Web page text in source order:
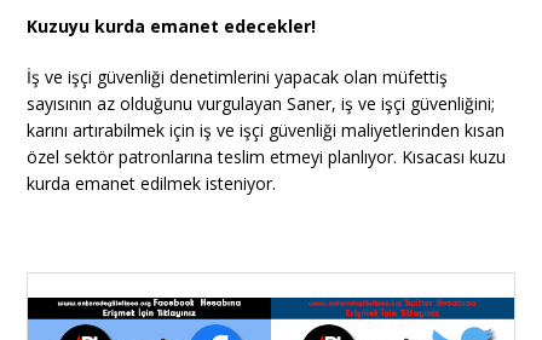
Kuzuyu kurda emanet edecekler!
İş ve işçi güvenliği denetimlerini yapacak olan müfettiş
sayısının az olduğunu vurgulayan Saner, iş ve işçi güvenliğini;
karını artırabilmek için iş ve işçi güvenliği maliyetlerinden kısan
özel sektör patronlarına teslim etmeyi planlıyor. Kısacası kuzu
kurda emanet edilmek isteniyor.